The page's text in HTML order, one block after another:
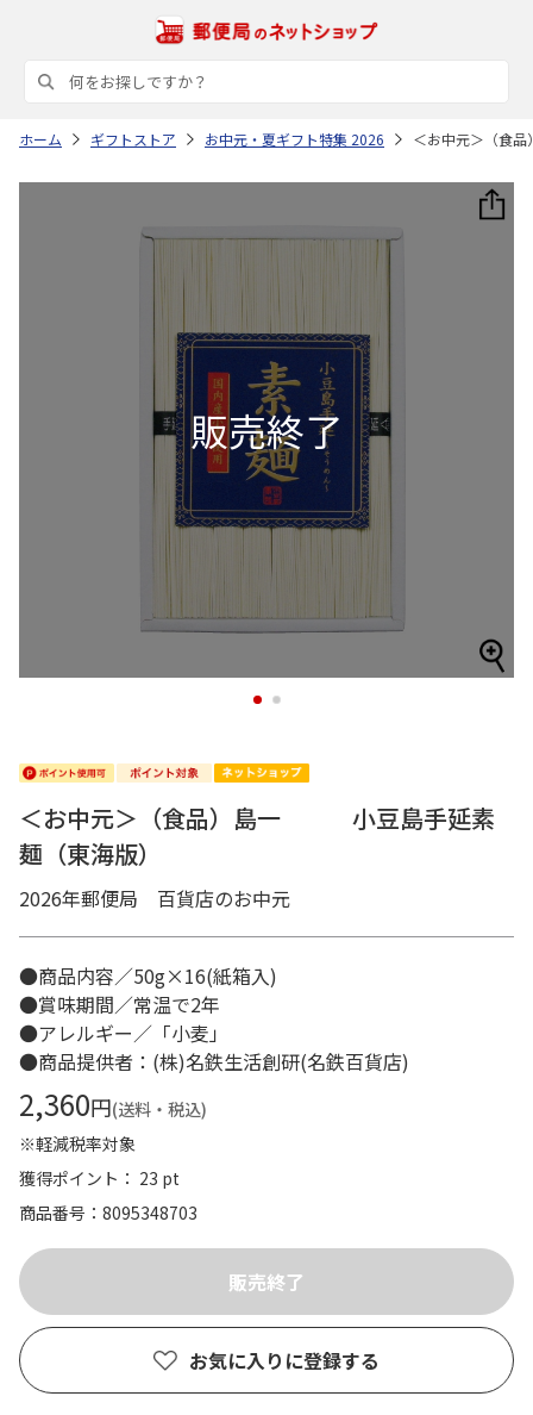
ホーム ギフトストア お中元・夏ギフト特集 2026 ＜お中元＞（食
1 2
＜お中元＞（食品）島一 小豆島手延素
麺（東海版）
2026年郵便局 百貨店のお中元
●商品内容／50g×16(紙箱入)
●賞味期間／常温で2年
●アレルギー／「小麦」
●商品提供者：(株)名鉄生活創研(名鉄百貨店)
2,360円(送料・税込)
※軽減税率対象
獲得ポイント： 23 pt
商品番号
8095348703
お気に入りに登録する